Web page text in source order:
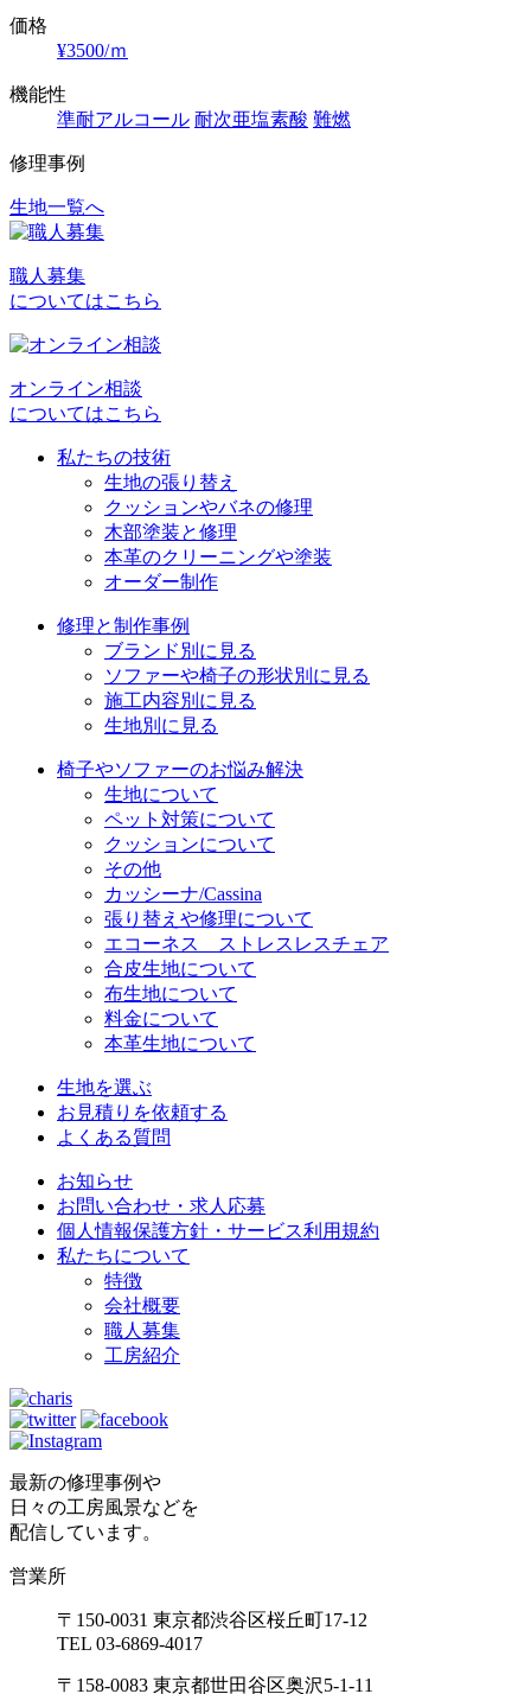
価格
¥3500/ｍ
機能性
準耐アルコール 耐次亜塩素酸 難燃
修理事例
投
ナ
ビ
ー
生地一覧へ
職人募集
についてはこちら
オンライン相談
についてはこちら
私たちの技術
生地の張り替え
クッションやバネの修理
木部塗装と修理
本革のクリーニングや塗装
オーダー制作
修理と制作事例
ブランド別に見る
ソファーや椅子の形状別に見る
施工内容別に見る
生地別に見る
椅子やソファーのお悩み解決
生地について
ペット対策について
クッションについて
その他
カッシーナ/Cassina
張り替えや修理について
エコーネス ストレスレスチェア
合皮生地について
布生地について
料金について
本革生地について
生地を選ぶ
お見積りを依頼する
よくある質問
お知らせ
お問い合わせ・求人応募
個人情報保護方針・サービス利用規約
私たちについて
特徴
会社概要
職人募集
工房紹介
最新の修理事例や
日々の工房風景などを
配信しています。
営業所
〒150-0031 東京都渋谷区桜丘町17-12
TEL 03-6869-4017
〒158-0083 東京都世田谷区奥沢5-1-11